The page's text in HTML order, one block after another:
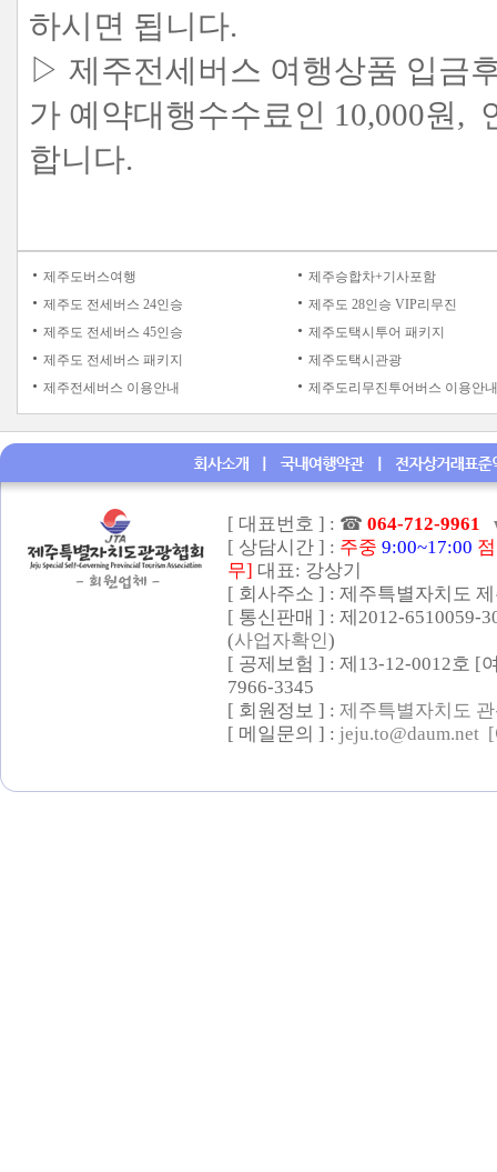
하시면 됩니다.
▷ 제주전세버스 여행상품 입금
가 예약대행수수료인 10,000원,
합니다.
제주도버스여행
제주승합차+기사포함
제주도 전세버스 24인승
제주도 28인승 VIP리무진
제주도 전세버스 45인승
제주도택시투어 패키지
제주도 전세버스 패키지
제주도택시관광
제주전세버스 이용안내
제주도리무진투어버스 이용안내
[ 대표번호 ] : ☎ 064-712-9961
[ 상담시간 ] : 주중 9:00~17:00
무] 대표: 강상기
[ 회사주소 ] : 제주특별자치도
[ 통신판매 ] : 제2012-
(사업자확인)
[ 공제보험 ] : 제13-12-0012호 [
7966-3345
[ 회원정보 ] : 제주특별자치도
[ 메일문의 ] : jeju.to@daum.net